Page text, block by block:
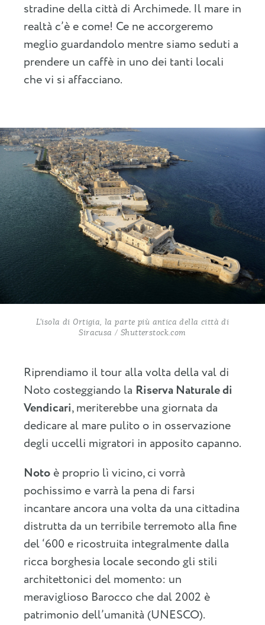
stradine della città di Archimede. Il mare in
realtà c’è e come! Ce ne accorgeremo
meglio guardandolo mentre siamo seduti a
prendere un caffè in uno dei tanti locali
che vi si affacciano.
L’isola di Ortigia, la parte più antica della città di
Siracusa / Shutterstock.com
Riprendiamo il tour alla volta della val di
Noto costeggiando la Riserva Naturale di
Vendicari, meriterebbe una giornata da
dedicare al mare pulito o in osservazione
degli uccelli migratori in apposito capanno.
Notoè proprio lì vicino, ci vorrà
pochissimo e varrà la pena di farsi
incantare ancora una volta da una cittadina
distrutta da un terribile terremoto alla fine
del ‘600 e ricostruita integralmente dalla
ricca borghesia locale secondo gli stili
architettonici del momento: un
meraviglioso Barocco che dal 2002 è
patrimonio dell’umanità (UNESCO).